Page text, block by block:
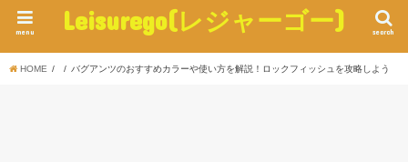
Leisurego(レジャーゴー) search
menu
HOME バグアンツのおすすめカラーや使い方を解説！ロックフィッシュを攻略しよう